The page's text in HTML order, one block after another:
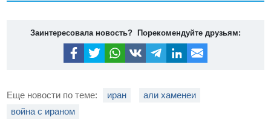
Заинтересовала новость? Порекомендуйте друзьям:
Еще новости по теме: иран
али хаменеи
война с ираном